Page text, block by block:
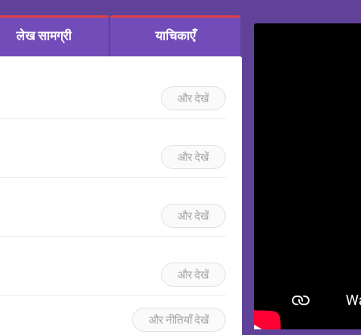
लेख सामग्री याचिकाएँ
और देखें
और देखें
और देखें
और देखें
और नीतियाँ देखें